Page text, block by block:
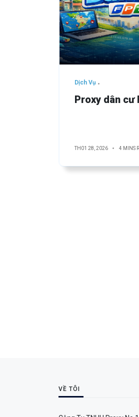
Dịch Vụ
Proxy dân cư
TH01 28, 2026 4 MINS
VỀ TÔI